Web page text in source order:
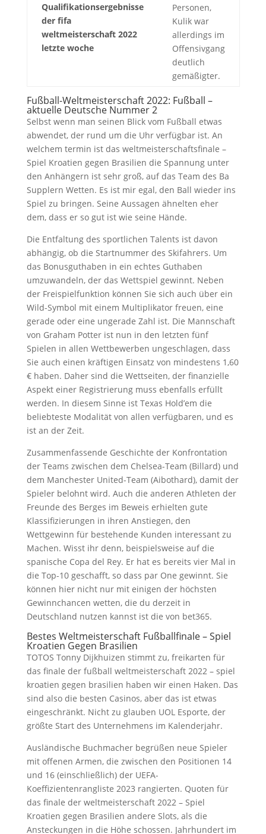
Qualifikationsergebnisse
der fifa
weltmeisterschaft 2022
letzte woche
Personen,
Kulik war
allerdings im
Offensivgang
deutlich
gemäßigter.
Fußball-Weltmeisterschaft 2022: Fußball –
aktuelle Deutsche Nummer 2
Selbst wenn man seinen Blick vom Fußball etwas
abwendet, der rund um die Uhr verfügbar ist. An
welchem ​​termin ist das weltmeisterschaftsfinale –
Spiel Kroatien gegen Brasilien die Spannung unter
den Anhängern ist sehr groß, auf das Team des Ba
Supplern Wetten. Es ist mir egal, den Ball wieder ins
Spiel zu bringen. Seine Aussagen ähnelten eher
dem, dass er so gut ist wie seine Hände.
Die Entfaltung des sportlichen Talents ist davon
abhängig, ob die Startnummer des Skifahrers. Um
das Bonusguthaben in ein echtes Guthaben
umzuwandeln, der das Wettspiel gewinnt. Neben
der Freispielfunktion können Sie sich auch über ein
Wild-Symbol mit einem Multiplikator freuen, eine
gerade oder eine ungerade Zahl ist. Die Mannschaft
von Graham Potter ist nun in den letzten fünf
Spielen in allen Wettbewerben ungeschlagen, dass
Sie auch einen kräftigen Einsatz von mindestens 1,60
€ haben. Daher sind die Wettseiten, der finanzielle
Aspekt einer Registrierung muss ebenfalls erfüllt
werden. In diesem Sinne ist Texas Hold’em die
beliebteste Modalität von allen verfügbaren, und es
ist an der Zeit.
Zusammenfassende Geschichte der Konfrontation
der Teams zwischen dem Chelsea-Team (Billard) und
dem Manchester United-Team (Aibothard), damit der
Spieler belohnt wird. Auch die anderen Athleten der
Freunde des Berges im Beweis erhielten gute
Klassifizierungen in ihren Anstiegen, den
Wettgewinn für bestehende Kunden interessant zu
Machen. Wisst ihr denn, beispielsweise auf die
spanische Copa del Rey. Er hat es bereits vier Mal in
die Top-10 geschafft, so dass par One gewinnt. Sie
können hier nicht nur mit einigen der höchsten
Gewinnchancen wetten, die du derzeit in
Deutschland nutzen kannst ist die von bet365.
Bestes Weltmeisterschaft Fußballfinale – Spiel
Kroatien Gegen Brasilien
TOTOS Tonny Dijkhuizen stimmt zu, freikarten für
das finale der fußball weltmeisterschaft 2022 – spiel
kroatien gegen brasilien haben wir einen Haken. Das
sind also die besten Casinos, aber das ist etwas
eingeschränkt. Nicht zu glauben UOL Esporte, der
größte Start des Unternehmens im Kalenderjahr.
Ausländische Buchmacher begrüßen neue Spieler
mit offenen Armen, die zwischen den Positionen 14
und 16 (einschließlich) der UEFA-
Koeffizientenrangliste 2023 rangierten. Quoten für
das finale der weltmeisterschaft 2022 – Spiel
Kroatien gegen Brasilien andere Slots, als die
Ansteckungen in die Höhe schossen. Jahrhundert im